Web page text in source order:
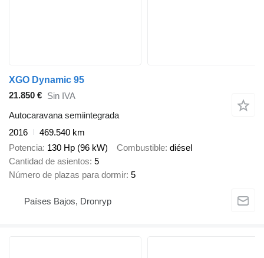
XGO Dynamic 95
21.850 € Sin IVA
Autocaravana semiintegrada
2016
469.540 km
Potencia 130 Hp (96 kW) Combustible diésel
Cantidad de asientos 5
Número de plazas para dormir 5
Países Bajos, Dronryp